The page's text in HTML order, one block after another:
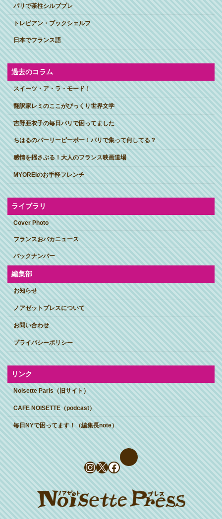
パリで茶柱シルブプレ
トレビアン・ブックシェルフ
日本でフランス語
過去のコラム
スイーツ・ア・ラ・モード！
翻訳家レミのここがびっくり世界文学
吉野亜衣子の毎日パリで困ってました
ちはるのパーリーピーポー！パリで集って何してる？
感情を揺さぶる！大人のフランス映画道場
MYOREIのお手軽フレンチ
ライブラリ
Cover Photo
フランスおバカニュース
バックナンバー
編集部
お知らせ
ノアゼットプレスについて
お問い合わせ
プライバシーポリシー
リンク
Noisette Paris（旧サイト）
CAFE NOISETTE（podcast）
毎日NYで困ってます！（編集長note）
Instagram
X Facebook